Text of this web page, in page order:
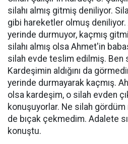
silahı almış gitmiş deniliyor.
gibi hareketler olmuş
yerinde durmuyor, kaçmış
silahı almış olsa Ahmet'in
silah evde teslim edilmiş. Ben
Kardeşimin aldığını da
yerinde durmayarak kaçmış.
olsa kardeşim, o silah evden
konuşuyorlar. Ne silah gördüm
de bıçak çekmedim. Adalete
konuştu.